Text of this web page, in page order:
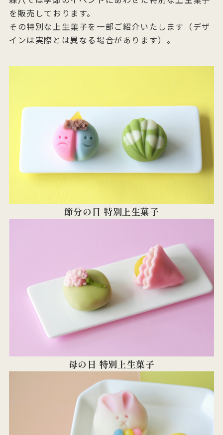
を販売しております。
その特別な上生菓子を一部ご紹介いたします（デザ
インは実際とは異なる場合があります）。
節分の日 特別上生菓子
母の日 特別上生菓子